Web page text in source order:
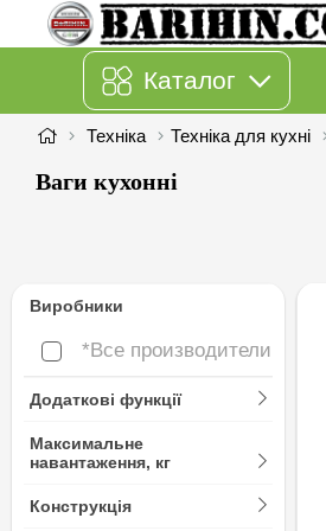
Каталог
Техніка Техніка для кухні
Ваги кухонні
Виробники
*Все производители
*Все производители
Додаткові функції
Максимальне
навантаження, кг
Конструкція